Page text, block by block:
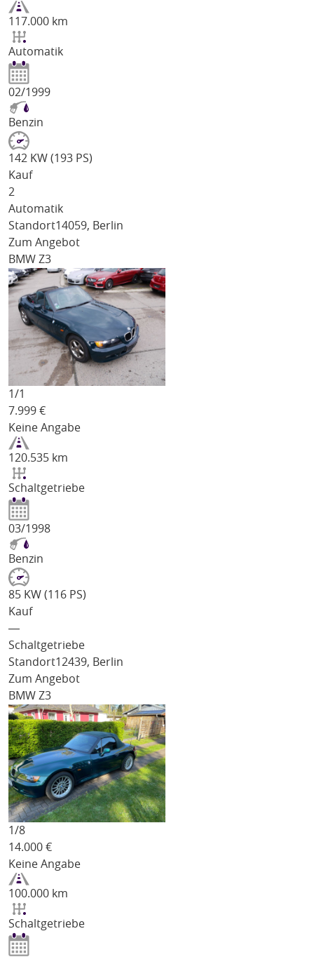
117.000 km
Automatik
02/1999
Benzin
142 KW (193 PS)
Kauf
2
Automatik
Standort14059, Berlin
Zum Angebot
BMW Z3
1/1
7.999 €
Keine Angabe
120.535 km
Schaltgetriebe
03/1998
Benzin
85 KW (116 PS)
Kauf
―
Schaltgetriebe
Standort12439, Berlin
Zum Angebot
BMW Z3
1/8
14.000 €
Keine Angabe
100.000 km
Schaltgetriebe